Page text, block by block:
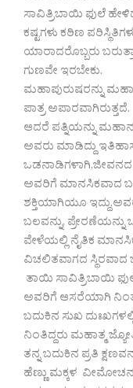
ಸಾವಿತ್ರಿಬಾಯಿ ಫುಲೆ
ಕಷ್ಟಗಳು ಕಠಿಣ
ಯಾರಾದರೊಬ್ಬರು
ಗುಣವೇ ಇರಬೇಕು.
ಮಹಾಪುರುಷರನ್ನು
ಪಾತ್ರ ಅಪಾರವಾಗಿರುತ್ತದೆ.
ಆದರೆ ಪತ್ನಿಯನ್ನು ಮಹಾನ
ಅವರು ಮಾಡಿದ್ದು
ಒಡನಾಡಿಗಳಾಗಿ,ಜೀವನದ
ಅವರಿಗೆ ಮಾನಸಿಕವಾದ
ಶಕ್ತಿಯಾಗಿಯೂ
ಬಲವನ್ನು,
ವೇಳೆಯಲ್ಲಿ ನೈತಿಕ
ವಿಚಲಿತವಾಗದ ಸ್ಥಿರವಾದ
ತಾಯಿ ಸಾವಿತ್ರಿಬಾಯಿ
ಅವರಿಗೆ ಆಸರೆಯಾಗಿ ನಿಂತು
ಬದುಕಿನ ಸುಖ
ನಿಂತಿದ್ದರು ಮಹಾತ್ಮ
ತನ್ನ ಬದುಕಿನ ಪ್ರತಿ
ಹೆಣ್ಣು ಮಕ್ಕಳ